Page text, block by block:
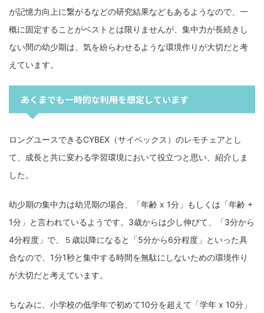
が記憶力向上に繋がるなどの研究結果などもあるようなので、一
概に固定することがベストとは限りませんが、集中力が長続きし
ない間の幼少期は、気を紛らわせるような環境作りが大切だと考
えています。
あくまでも一時的な利用を想定しています
ロングユースできるCYBEX（サイベックス）のレモチェアとし
て、成長と共に変わる学習環境において役立つと思い、紹介しま
した。
幼少期の集中力は幼児期の場合、「年齢 x 1分」もしくは「年齢 +
1分」と言われているようです。3歳からは少し伸びて、「3分から
4分程度」で、５歳以降になると「5分から6分程度」といった具
合なので、1分1秒と集中する時間を無駄にしないための環境作り
が大切だと考えています。
ちなみに、小学校の低学年で初めて10分を超えて「学年 x 10分」